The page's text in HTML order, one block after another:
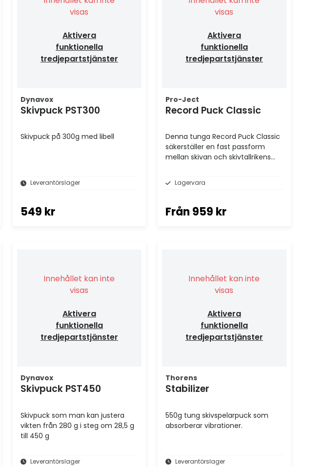
visas
Aktivera
funktionella
tredjepartstjänster
Dynavox
Skivpuck PST300
Skivpuck på 300g med libell
Leverantörslager
549 kr
visas
Aktivera
funktionella
tredjepartstjänster
Pro-Ject
Record Puck Classic
Denna tunga Record Puck Classic
säkerställer en fast passform
mellan skivan och skivtallrikens
Lagervara
Från 959 kr
Innehållet kan inte
visas
Aktivera
funktionella
tredjepartstjänster
Dynavox
Skivpuck PST450
Skivpuck som man kan justera
vikten från 280 g i steg om 28,5 g
till 450 g
Leverantörslager
Innehållet kan inte
visas
Aktivera
funktionella
tredjepartstjänster
Thorens
Stabilizer
550g tung skivspelarpuck som
absorberar vibrationer.
Leverantörslager